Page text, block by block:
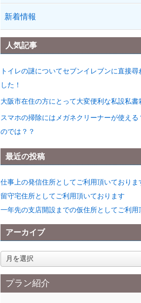
新着情報
人気記事
トイレの謎についてセブンイレブンに直接
した！
大阪市在住の方にとって大変便利な私設私書
スマホの掃除にはメガネクリーナーが使え
のでは？？
最近の投稿
仕事上の発信住所としてご利用頂いておりま
留守宅住所としてご利用頂いております
一年先の支店開設までの仮住所としてご利用
アーカイブ
ア
ー
カ
イプラン紹介